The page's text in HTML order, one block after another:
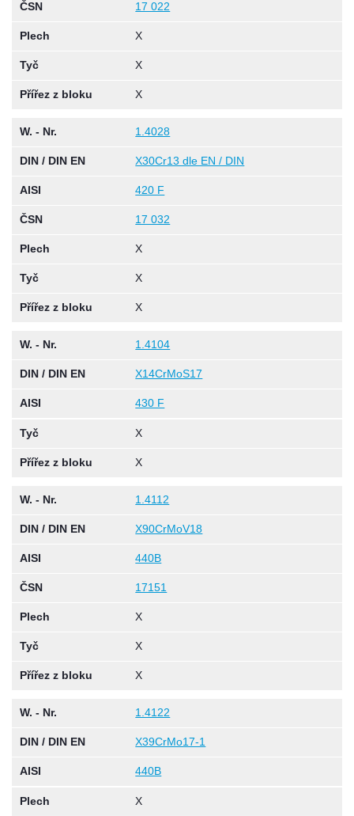
ČSN 17 022
Plech X
Tyč X
Přířez z bloku X
W. - Nr. 1.4028
DIN / DIN EN X30Cr13 dle EN / DIN
AISI 420 F
ČSN 17 032
Plech X
Tyč X
Přířez z bloku X
W. - Nr. 1.4104
DIN / DIN EN X14CrMoS17
AISI 430 F
Tyč X
Přířez z bloku X
W. - Nr. 1.4112
DIN / DIN EN X90CrMoV18
AISI 440B
ČSN 17151
Plech X
Tyč X
Přířez z bloku X
W. - Nr. 1.4122
DIN / DIN EN X39CrMo17-1
AISI 440B
Plech X